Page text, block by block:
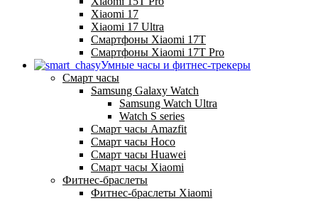
Xiaomi 17
Xiaomi 17 Ultra
Смартфоны Xiaomi 17Т
Смартфоны Xiaomi 17Т Pro
Умные часы и фитнес-трекеры
Смарт часы
Samsung Galaxy Watch
Samsung Watch Ultra
Watch S series
Смарт часы Amazfit
Смарт часы Hoco
Смарт часы Huawei
Смарт часы Xiaomi
Фитнес-браслеты
Фитнес-браслеты Xiaomi